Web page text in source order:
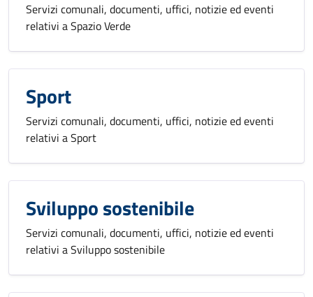
Servizi comunali, documenti, uffici, notizie ed eventi
relativi a Spazio Verde
Sport
Servizi comunali, documenti, uffici, notizie ed eventi
relativi a Sport
Sviluppo sostenibile
Servizi comunali, documenti, uffici, notizie ed eventi
relativi a Sviluppo sostenibile